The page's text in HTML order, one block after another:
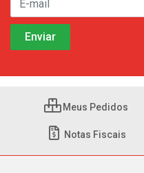
Meus Pedidos
Notas Fiscais